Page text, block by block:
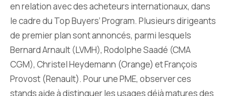
en relation avec des acheteurs internationaux, dans
le cadre du Top Buyers’ Program. Plusieurs dirigeants
de premier plan sont annoncés, parmi lesquels
Bernard Arnault (LVMH), Rodolphe Saadé (CMA
CGM), Christel Heydemann (Orange) et François
Provost (Renault). Pour une PME, observer ces
stands aide à distinguer les usages déjà matures des